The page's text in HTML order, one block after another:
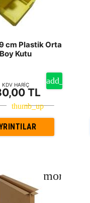
cm Plastik Orta
Boy Kutu
KDV HARİÇ
TL